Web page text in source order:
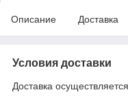
Описание Доставка
Условия доставки
Доставка